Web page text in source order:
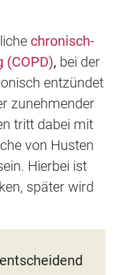
chronisch-
(COPD), bei der
entzündet
zunehmender
tritt dabei mit
von Husten
Hierbei ist
später wird